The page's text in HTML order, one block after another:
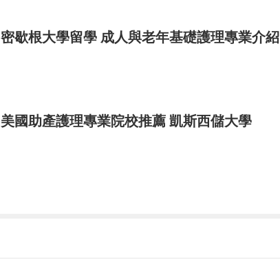
密歇根大學留學 成人與老年基礎護理專業介紹
美國助產護理專業院校推薦 凱斯西儲大學